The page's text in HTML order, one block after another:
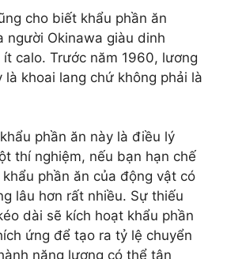
cho biết khẩu phần ăn
người Okinawa giàu dinh
calo. Trước năm 1960, lương
khoai lang chứ không phải là
phần ăn này là điều lý
thí nghiệm, nếu bạn hạn chế
phần ăn của động vật có
lâu hơn rất nhiều. Sự thiếu
dài sẽ kích hoạt khẩu phần
ứng để tạo ra tỷ lệ chuyển
năng lượng có thể tận